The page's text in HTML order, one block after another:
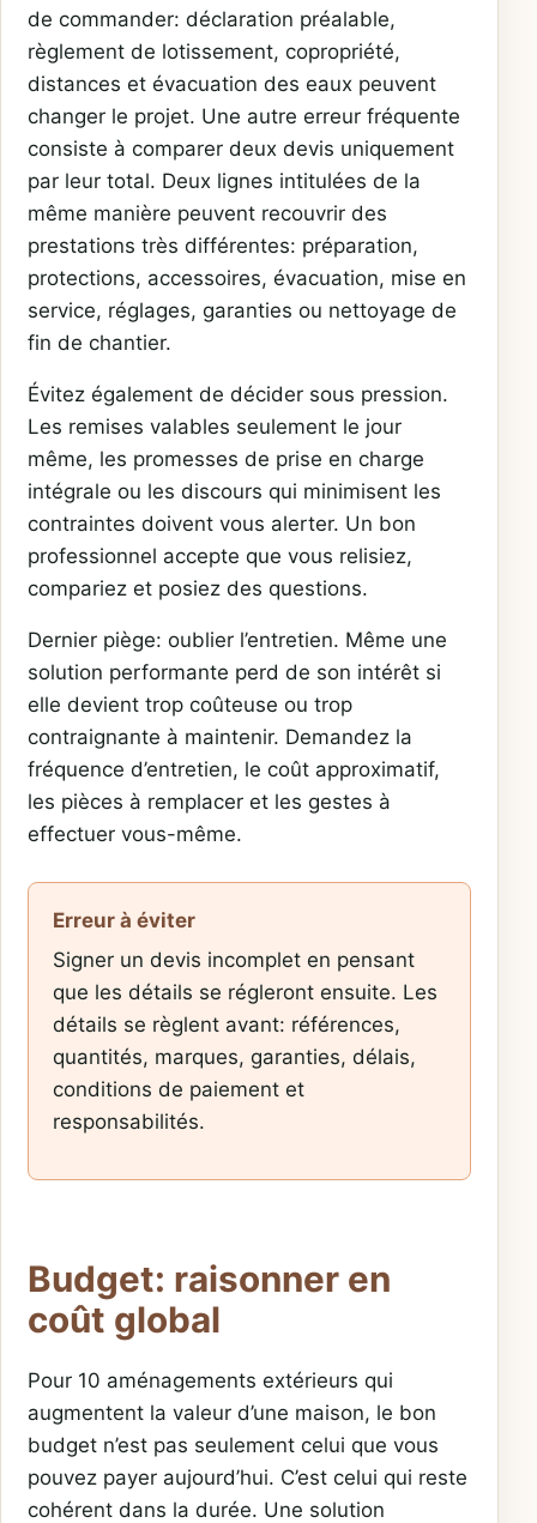
de commander: déclaration préalable,
règlement de lotissement, copropriété,
distances et évacuation des eaux peuvent
changer le projet. Une autre erreur fréquente
consiste à comparer deux devis uniquement
par leur total. Deux lignes intitulées de la
même manière peuvent recouvrir des
prestations très différentes: préparation,
protections, accessoires, évacuation, mise en
service, réglages, garanties ou nettoyage de
fin de chantier.
Évitez également de décider sous pression.
Les remises valables seulement le jour
même, les promesses de prise en charge
intégrale ou les discours qui minimisent les
contraintes doivent vous alerter. Un bon
professionnel accepte que vous relisiez,
compariez et posiez des questions.
Dernier piège: oublier l’entretien. Même une
solution performante perd de son intérêt si
elle devient trop coûteuse ou trop
contraignante à maintenir. Demandez la
fréquence d’entretien, le coût approximatif,
les pièces à remplacer et les gestes à
effectuer vous-même.
Erreur à éviter
Signer un devis incomplet en pensant
que les détails se régleront ensuite. Les
détails se règlent avant: références,
quantités, marques, garanties, délais,
conditions de paiement et
responsabilités.
Budget: raisonner en
coût global
Pour 10 aménagements extérieurs qui
augmentent la valeur d’une maison, le bon
budget n’est pas seulement celui que vous
pouvez payer aujourd’hui. C’est celui qui reste
cohérent dans la durée. Une solution